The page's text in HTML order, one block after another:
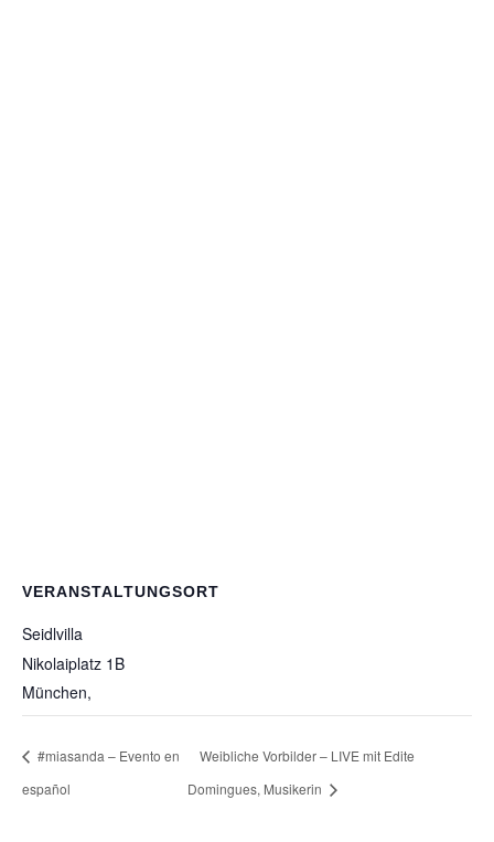
VERANSTALTUNGSORT
Seidlvilla
Nikolaiplatz 1B
München,
#miasanda – Evento en
español
Weibliche Vorbilder – LIVE mit Edite
Domingues, Musikerin